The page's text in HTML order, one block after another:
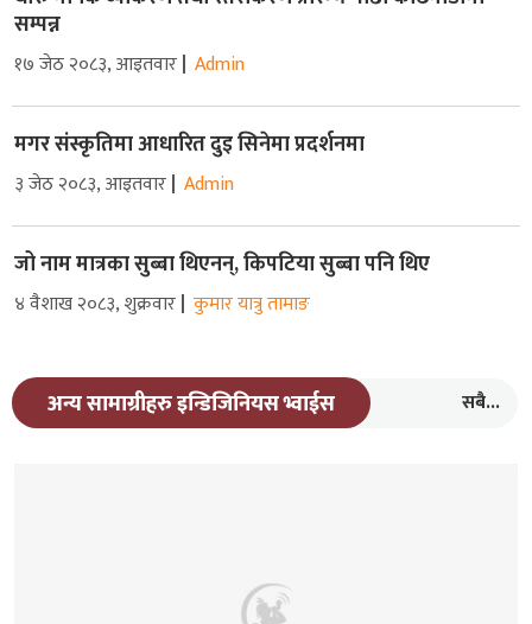
सम्पन्न
१७ जेठ २०८३, आइतवार Admin
मगर संस्कृतिमा आधारित दुइ सिनेमा प्रदर्शनमा
३ जेठ २०८३, आइतवार Admin
जो नाम मात्रका सुब्बा थिएनन्, किपटिया सुब्बा पनि थिए
४ वैशाख २०८३, शुक्रवार कुमार यात्रु तामाङ
अन्य सामाग्रीहरु इन्डिजिनियस भ्वाईस सबै...